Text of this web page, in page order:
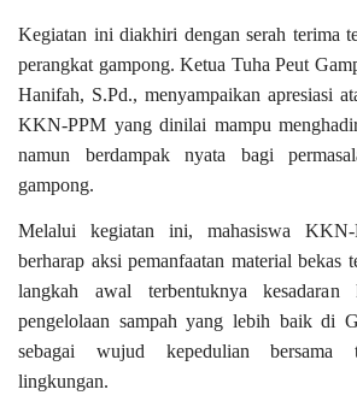
Kegiatan ini diakhiri dengan serah terima
perangkat gampong. Ketua Tuha Peut
Hanifah, S.Pd., menyampaikan apresiasi
KKN-PPM yang dinilai mampu
namun berdampak nyata bagi
gampong.
Melalui kegiatan ini, mahasiswa
berharap aksi pemanfaatan material bekas
langkah awal terbentuknya
pengelolaan sampah yang lebih baik di
sebagai wujud kepedulian bersama
lingkungan.